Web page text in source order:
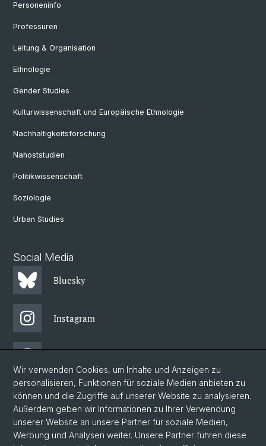
Personeninfo
Professuren
Leitung & Organisation
Ethnologie
Gender Studies
Kulturwissenschaft und Europäische Ethnologie
Nachhaltigkeitsforschung
Nahoststudien
Politikwissenschaft
Soziologie
Urban Studies
Social Media
Bluesky
Instagram
Facebook
Newsletter
Wir verwenden Cookies, um Inhalte und Anzeigen zu
personalisieren, Funktionen für soziale Medien anbieten zu
können und die Zugriffe auf unserer Website zu analysieren.
Außerdem geben wir Informationen zu Ihrer Verwendung
unserer Website an unsere Partner für soziale Medien,
Werbung und Analysen weiter. Unsere Partner führen diese